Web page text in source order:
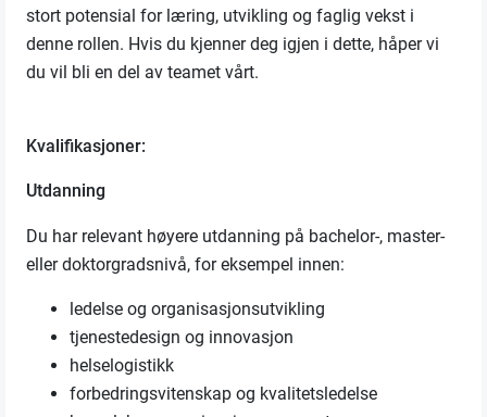
stort potensial for læring, utvikling og faglig vekst i
denne rollen. Hvis du kjenner deg igjen i dette, håper vi
du vil bli en del av teamet vårt.
Kvalifikasjoner:
Utdanning
Du har relevant høyere utdanning på bachelor-, master-
eller doktorgradsnivå, for eksempel innen:
ledelse og organisasjonsutvikling
tjenestedesign og innovasjon
helselogistikk
forbedringsvitenskap og kvalitetsledelse